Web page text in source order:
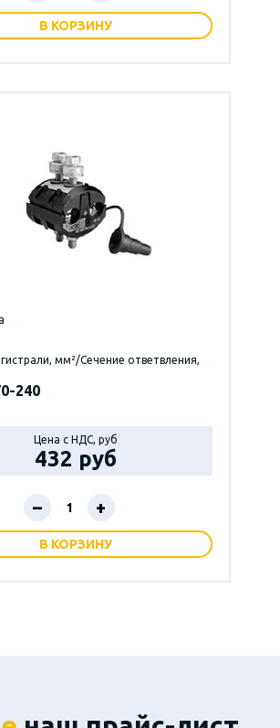
В КОРЗИНУ
мм²/Сечение ответвления,
240
Цена с НДС, руб
432 руб
– +
В КОРЗИНУ